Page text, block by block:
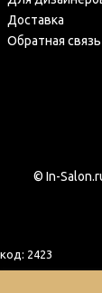
Доставка
Обратная связь
© In-
код: 2423